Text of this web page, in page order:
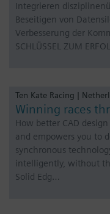
Integrieren
Beseitigen von
Verbesserung der
SCHLÜSSEL ZUM
Ten Kate Racing |
Winning races
How better CAD
and empowers you to
synchronous
intelligently, without
Solid Edg…